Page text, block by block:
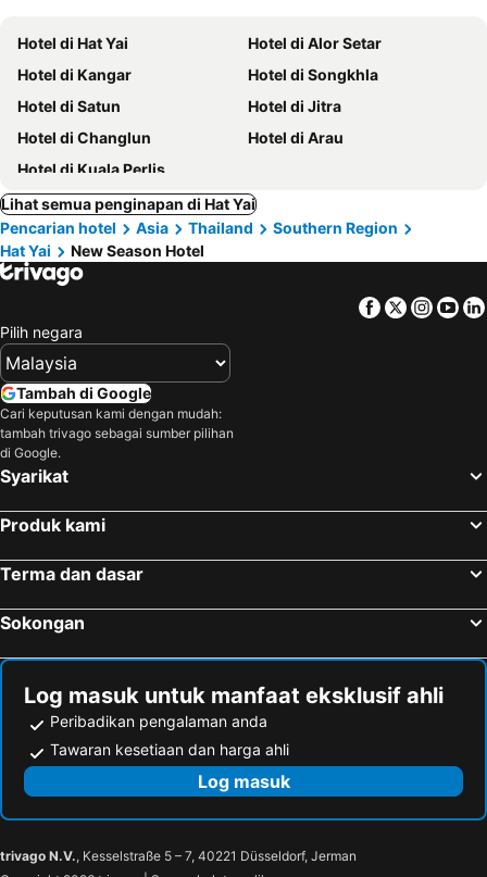
Hotel di Hat Yai
Hotel di Alor Setar
Hotel di Kangar
Hotel di Songkhla
Hotel di Satun
Hotel di Jitra
Hotel di Changlun
Hotel di Arau
Hotel di Kuala Perlis
Lihat semua penginapan di Hat Yai
Pencarian hotel
Asia Thailand
Southern Region
Hat Yai
New Season Hotel
Facebook
Twitter
Pilih negara
Tambah di Google
Cari keputusan kami dengan mudah:
tambah trivago sebagai sumber pilihan
di Google.
Syarikat
Produk kami
Terma dan dasar
Sokongan
Log masuk untuk manfaat eksklusif ahli
Peribadikan pengalaman anda
Tawaran kesetiaan dan harga ahli
Log masuk
trivago N.V., Kesselstraße 5 – 7, 40221 Düsseldorf, Jerman